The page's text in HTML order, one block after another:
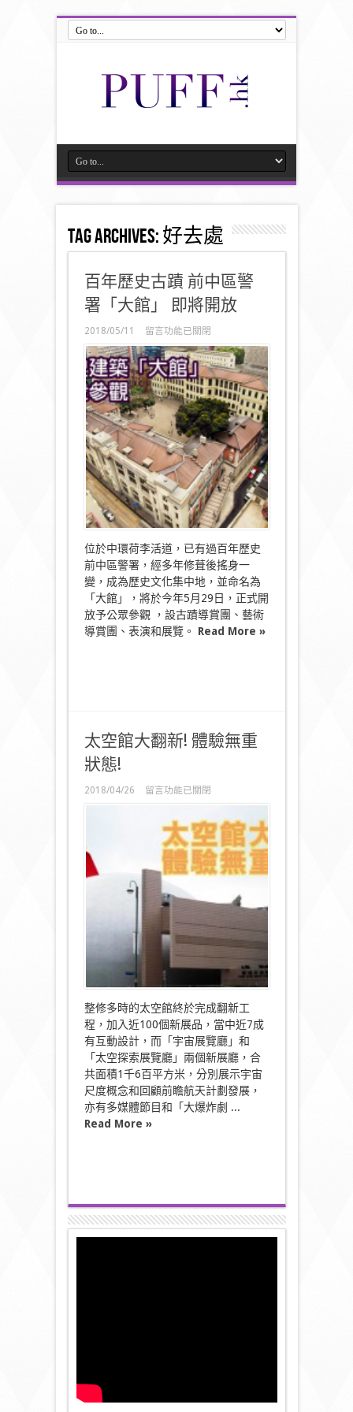
Tag Archives:好去處
百年歷史古蹟 前中區警
署「大館」 即將開放
2018/05/11
在
〈百
年
歷
史
古
蹟
前
中
警
署
「大
館」
即
將
開
放〉
中
留言功能已關閉
位於中環荷李活道，已有過百年歷史
前中區警署，經多年修葺後搖身一
變，成為歷史文化集中地，並命名為
「大館」，將於今年5月29日，正式開
放予公眾參觀 ，設古蹟導賞團、藝術
導賞團、表演和展覽。 Read More »
太空館大翻新! 體驗無重
狀態!
2018/04/26
在
新!
態!〉
留言功能已關閉
整修多時的太空館終於完成翻新工
程，加入近100個新展品，當中近7成
有互動設計，而「宇宙展覽廳」和
「太空探索展覽廳」兩個新展廳，合
共面積1千6百平方米，分別展示宇宙
尺度概念和回顧前瞻航天計劃發展，
亦有多媒體節目和「大爆炸劇 ...
Read More »